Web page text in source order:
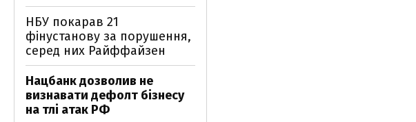
НБУ покарав 21
фінустанову за порушення,
серед них Райффайзен
Нацбанк дозволив не
визнавати дефолт бізнесу
на тлі атак РФ